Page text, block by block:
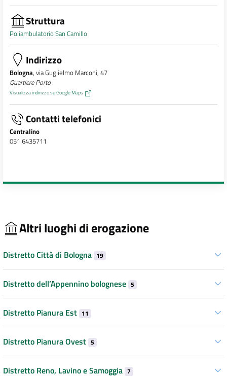
Struttura
Poliambulatorio San Camillo
Indirizzo
Bologna, via Guglielmo Marconi, 47
Quartiere Porto
Visualizza indirizzo su Google Maps
Contatti telefonici
Centralino
051 6435711
Altri luoghi di erogazione
Distretto Città di Bologna 19
Distretto dell’Appennino bolognese 5
Distretto Pianura Est 11
Distretto Pianura Ovest 5
Distretto Reno, Lavino e Samoggia 7